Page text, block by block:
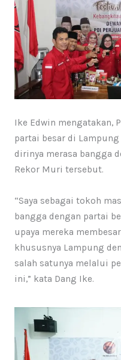
Ike Edwin mengatakan,
partai besar di
dirinya merasa bangga
Rekor Muri tersebut.
“Saya sebagai tokoh
bangga dengan partai
upaya mereka
khususnya Lampung
salah satunya melalui
ini,” kata Dang Ike.